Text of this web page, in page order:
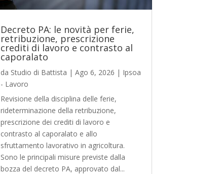
Decreto PA: le novità per ferie,
retribuzione, prescrizione
crediti di lavoro e contrasto al
caporalato
da Studio di Battista | Ago 6, 2026 | Ipsoa
- Lavoro
Revisione della disciplina delle ferie,
rideterminazione della retribuzione,
prescrizione dei crediti di lavoro e
contrasto al caporalato e allo
sfruttamento lavorativo in agricoltura.
Sono le principali misure previste dalla
bozza del decreto PA, approvato dal...